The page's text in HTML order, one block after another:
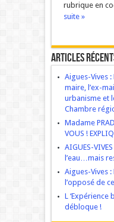
rubrique en
suite »
Articles
Aigues-Vives :
maire, l’ex-
urbanisme et
Chambre
Madame
VOUS !
AIGUES-
l’eau…mais
Aigues-Vives
l’opposé de
L ‘Expérience
débloque !